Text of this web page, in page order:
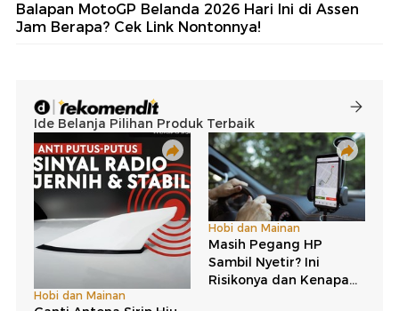
Balapan MotoGP Belanda 2026 Hari Ini di Assen
Jam Berapa? Cek Link Nontonnya!